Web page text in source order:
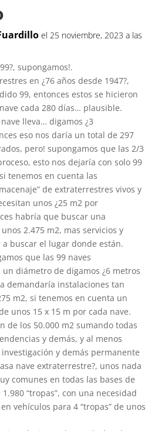
el 25 noviembre, 2023 a las
supongamos!.
en ¿76 años desde 1947?,
99, entonces estos se hicieron
cada 280 días… plausible.
lleva… digamos ¿3
eso nos daría un total de 297
pero! supongamos que las 2/3
esto nos dejaría con solo 99
tenemos en cuenta las
de extraterrestres vivos y
unos ¿25 m2 por
habría que buscar una
2.475 m2, mas servicios y
buscar el lugar donde están.
que las 99 naves
diámetro de digamos ¿6 metros
demandaría instalaciones tan
m2, si tenemos en cuenta un
unos 15 x 15 m por cada nave.
de los 50.000 m2 sumando todas
y demás, y al menos
y demás permanente
nave extraterrestre?, unos nada
comunes en todas las bases de
“tropas”, con una necesidad
vehículos para 4 “tropas” de unos